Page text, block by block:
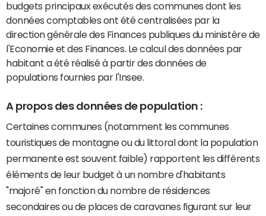
budgets principaux exécutés des communes dont les
données comptables ont été centralisées par la
direction générale des Finances publiques du ministère de
l'Economie et des Finances. Le calcul des données par
habitant a été réalisé à partir des données de
populations fournies par l'Insee.
A propos des données de population :
Certaines communes (notamment les communes
touristiques de montagne ou du littoral dont la population
permanente est souvent faible) rapportent les différents
éléments de leur budget à un nombre d'habitants
"majoré" en fonction du nombre de résidences
secondaires ou de places de caravanes figurant sur leur